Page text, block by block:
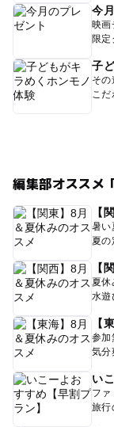
今
映画
限定
子
その
こだ
編集部オススメ
【
暑い
夏の
【
夏休
水遊
【
参加
気分
い
ファ
旅行